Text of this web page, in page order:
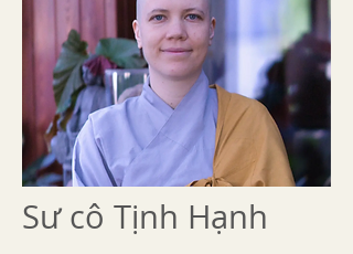
Sư cô Tịnh Hạnh